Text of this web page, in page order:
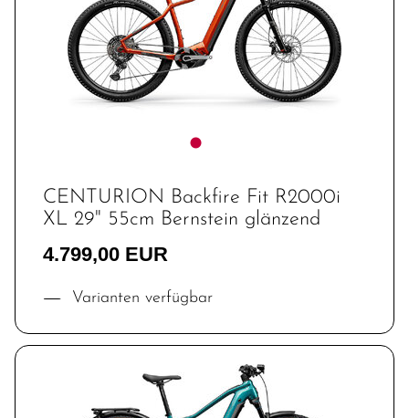
CENTURION Backfire Fit R2000i
XL 29" 55cm Bernstein glänzend
4.799,00 EUR
Varianten verfügbar